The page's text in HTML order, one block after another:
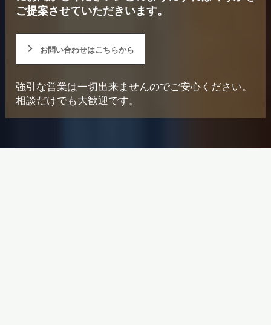
ご提案させていただきいます。
お問い合わせはこちらから
強引な営業は一切出来ませんのでご安心ください。
相談だけでも大歓迎です。